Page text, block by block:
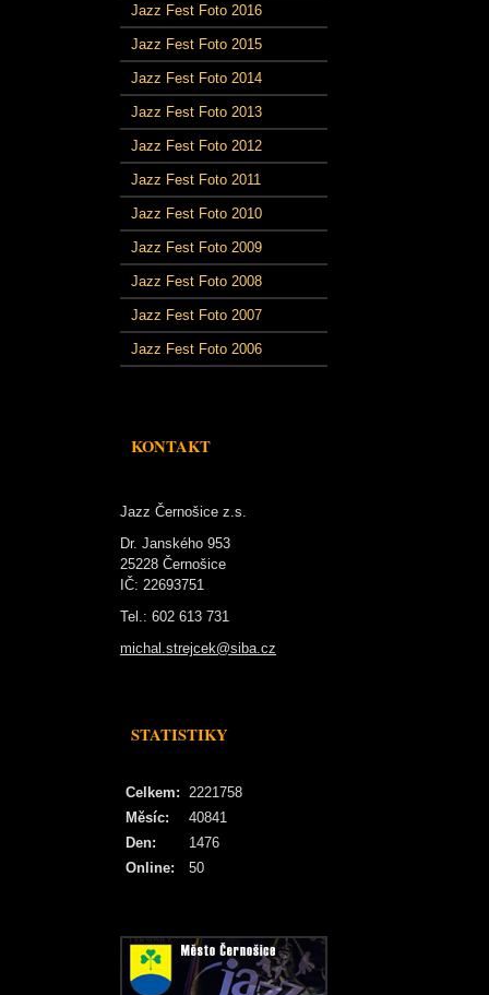
Jazz Fest Foto 2016
Jazz Fest Foto 2015
Jazz Fest Foto 2014
Jazz Fest Foto 2013
Jazz Fest Foto 2012
Jazz Fest Foto 2011
Jazz Fest Foto 2010
Jazz Fest Foto 2009
Jazz Fest Foto 2008
Jazz Fest Foto 2007
Jazz Fest Foto 2006
KONTAKT
Jazz Černošice z.s.
Dr. Janského 953
25228 Černošice
IČ: 22693751
Tel.: 602 613 731
michal.strejcek@siba.cz
STATISTIKY
Online: 50
Celkem: 2221758
Měsíc:
40841
Den:
1476